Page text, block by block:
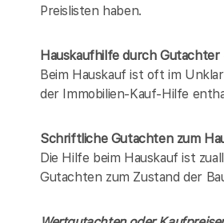
Preislisten haben.
Hauskaufhilfe durch Gutachter
Beim Hauskauf ist oft im
der Immobilien-Kauf-Hilfe
Schriftliche Gutachten zum
Die Hilfe beim Hauskauf ist
Gutachten zum Zustand der